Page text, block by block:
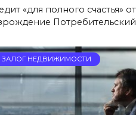
«для полного счастья»
Потребительский
ЗАЛОГ НЕДВИЖИМОСТИ